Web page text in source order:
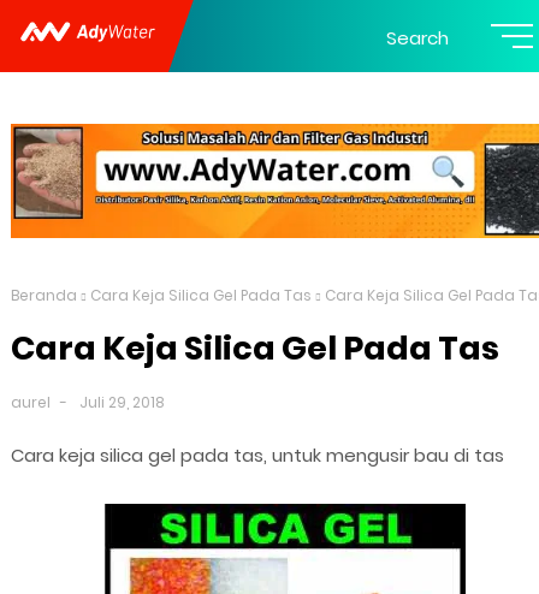
Search
Beranda Cara Keja Silica Gel Pada Tas Cara Keja Silica Gel Pada
Cara Keja Silica Gel Pada Tas
aurel Juli 29, 2018
Cara keja silica gel pada tas, untuk mengusir bau di tas